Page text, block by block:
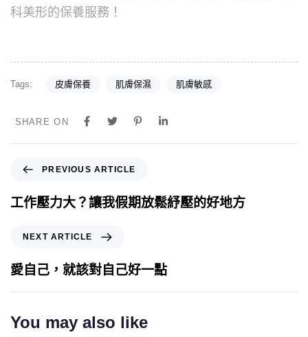
科美形的保養服務！
Tags: 皮膚保養 肌膚保濕 肌膚敏感
SHARE ON
PREVIOUS ARTICLE
工作壓力大？讓我假期放鬆紓壓的好地方
NEXT ARTICLE
愛自己，就該對自己好一點
You may also like